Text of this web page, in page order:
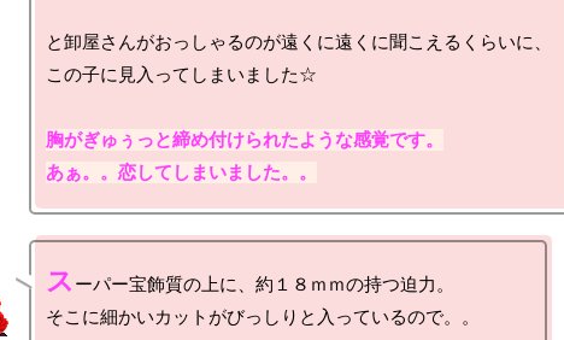
と卸屋さんがおっしゃるのが遠くに遠くに聞こえるくらいに、
この子に見入ってしまいました☆
胸がぎゅぅっと締め付けられたような感覚です。
あぁ。。恋してしまいました。。
ス ーパー宝飾質の上に、約１８ｍｍの持つ迫力。
そこに細かいカットがびっしりと入っているので。。